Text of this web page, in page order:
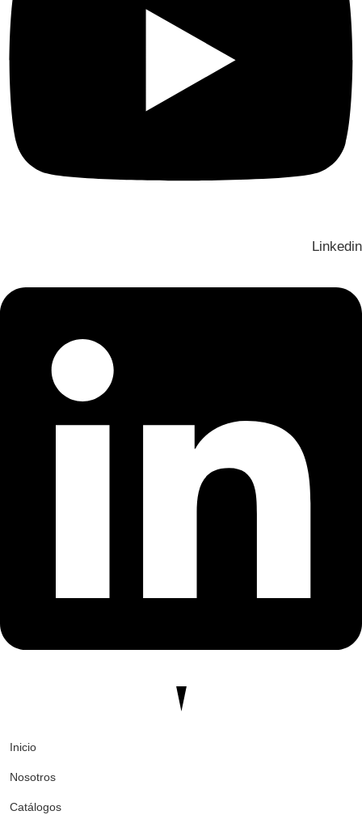
Linkedin
Inicio
Nosotros
Catálogos